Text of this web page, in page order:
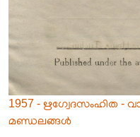
1957 - ഋഗ്വേദസംഹിത -
മണ്ഡലങ്ങൾ